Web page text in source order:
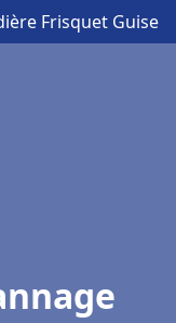
Frisquet Guise